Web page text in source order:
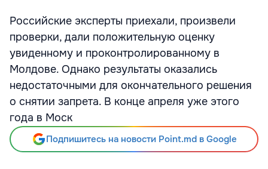
Российские эксперты приехали, произвели
проверки, дали положительную оценку
увиденному и проконтролированному в
Молдове. Однако результаты оказались
недостаточными для окончательного решения
о снятии запрета. В конце апреля уже этого
года в Моск
Подпишитесь на новости Point.md в Google